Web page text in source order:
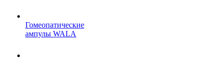
Гомеопатические
ампулы WALA